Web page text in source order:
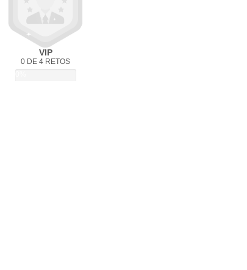
VIP
0 DE 4 RETOS